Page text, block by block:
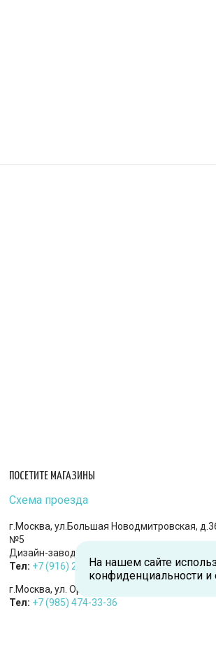
ПОСЕТИТЕ МАГАЗИНЫ
Схема проезда
г.Москва, ул.Большая Новодмитровская,
№5
Дизайн-завод «FLACON»
Тел: +7 (916) 215-94-95
г.Москва, ул. Орджоникидзе, д.9, к.1
Тел: +7 (985) 474-33-36
На нашем сайте
конфиденциальности